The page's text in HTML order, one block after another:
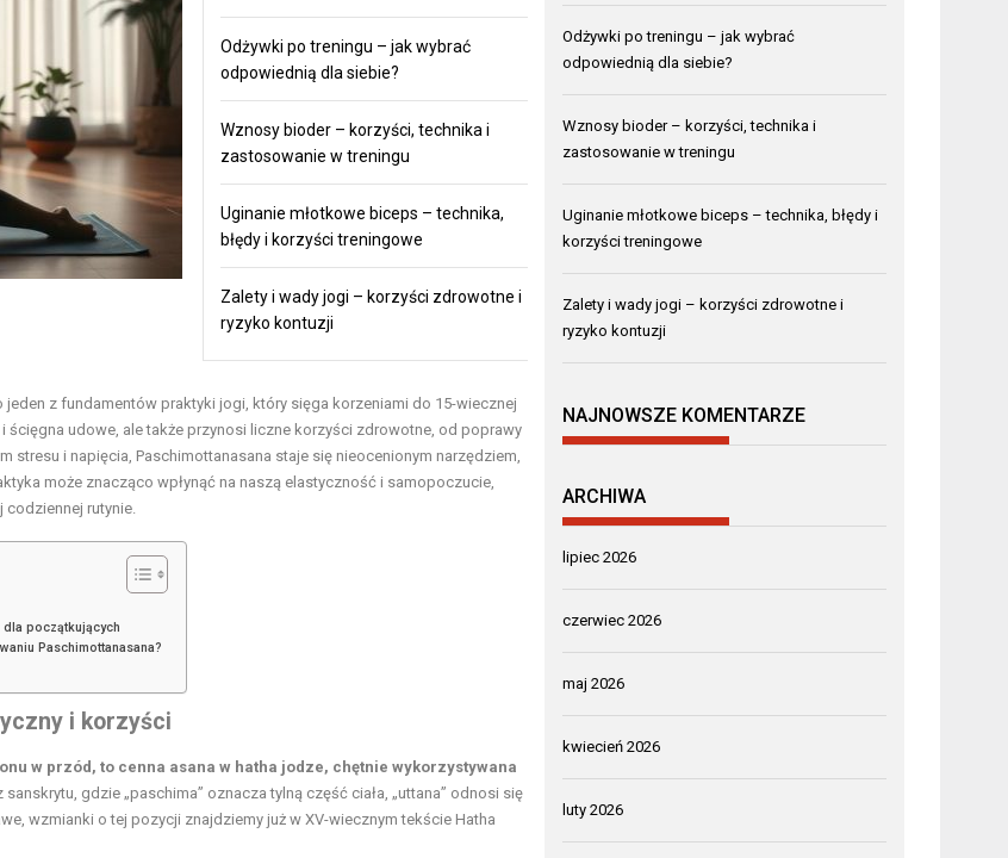
Odżywki po treningu – jak wybrać
odpowiednią dla siebie?
Wznosy bioder – korzyści, technika i
zastosowanie w treningu
Uginanie młotkowe biceps – technika,
błędy i korzyści treningowe
Zalety i wady jogi – korzyści zdrowotne i
ryzyko kontuzji
z fundamentów praktyki jogi, który sięga korzeniami do 15-wiecznej
ścięgna udowe, ale także przynosi liczne korzyści zdrowotne, od poprawy
i napięcia, Paschimottanasana staje się nieocenionym narzędziem,
może znacząco wpłynąć na naszą elastyczność i samopoczucie,
rutynie.
początkujących
Paschimottanasana?
i korzyści
w przód, to cenna asana w hatha jodze, chętnie wykorzystywana
gdzie „paschima” oznacza tylną część ciała, „uttana” odnosi się
wzmianki o tej pozycji znajdziemy już w XV-wiecznym tekście Hatha
Odżywki po treningu – jak wybrać
odpowiednią dla siebie?
Wznosy bioder – korzyści, technika i
zastosowanie w treningu
Uginanie młotkowe biceps – technika, błędy i
korzyści treningowe
Zalety i wady jogi – korzyści zdrowotne i
ryzyko kontuzji
NAJNOWSZE KOMENTARZE
ARCHIWA
lipiec 2026
czerwiec 2026
maj 2026
kwiecień 2026
luty 2026